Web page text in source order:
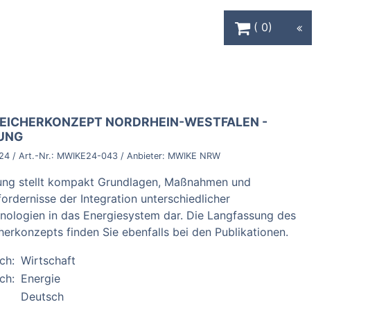
0
NORDRHEIN-WESTFALEN -
/ Art.-Nr.: MWIKE24-043 / Anbieter: MWIKE NRW
stellt kompakt Grundlagen, Maßnahmen und
der Integration unterschiedlicher
in das Energiesystem dar. Die Langfassung des
finden Sie ebenfalls bei den Publikationen.
Wirtschaft
Energie
Deutsch